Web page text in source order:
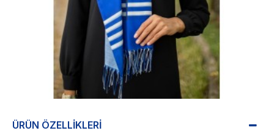
ÜRÜN ÖZELLIKLERI